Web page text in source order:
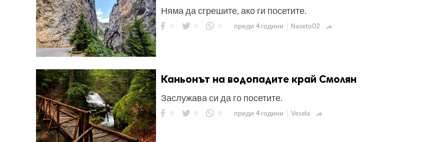
Няма да сгрешите, ако ги посетите.
0 0 0 преди 4 години Naseto02 
Каньонът на водопадите край Смолян
Заслужава си да го посетите.
0 0 0 преди 4 години Vesela 